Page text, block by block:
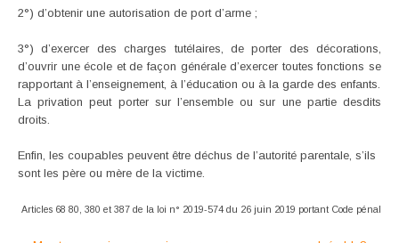
2°) d’obtenir une autorisation de port d’arme ;
3°) d’exercer des charges tutélaires, de porter des décorations,
d’ouvrir une école et de façon générale d’exercer toutes fonctions se
rapportant à l’enseignement, à l’éducation ou à la garde des enfants.
La privation peut porter sur l’ensemble ou sur une partie desdits
droits.
Enfin, les coupables peuvent être déchus de l’autorité parentale, s’ils
sont les père ou mère de la victime.
Articles 68 80, 380 et 387 de la loi n° 2019-574 du 26 juin 2019 portant Code pénal